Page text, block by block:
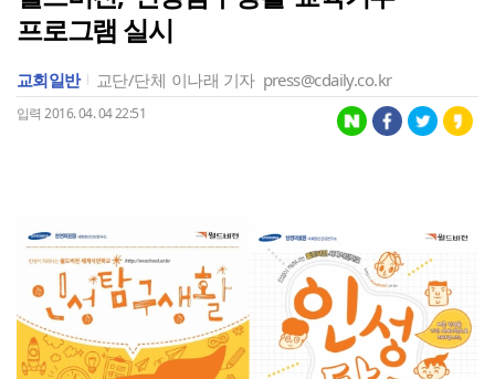
프로그램 실시
교회일반 교단/단체 이나래 기자 press@cdaily.co.kr
입력 2016. 04. 04 22:51